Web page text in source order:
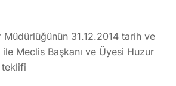
31.12.2014 tarih ve
ile Meclis Başkanı ve Üyesi Huzur
teklifi